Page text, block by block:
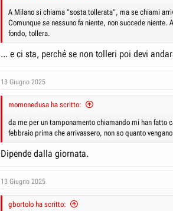
A Milano si chiama "sosta tollerata", ma se chiami
Comunque se nessuno fa niente, non succede niente.
fondo, tollera.
... e ci sta, perché se non tolleri poi devi
13 Giugno 2025
momonedusa ha scritto:
da me per un tamponamento chiamando mi han fatto
febbraio prima che arrivassero, non so quanto
Dipende dalla giornata.
13 Giugno 2025
gbortolo ha scritto: